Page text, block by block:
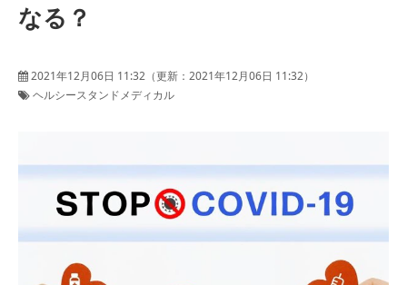
なる？
2021年12月06日 11:32 （更新： 2021年12月06日 11:32）
ヘルシースタンドメディカル